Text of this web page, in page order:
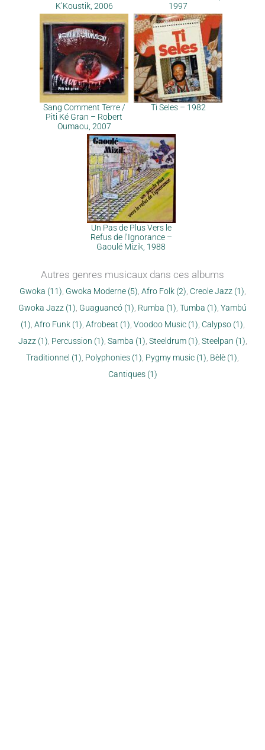
K’Koustik, 2006
1997
Sang Comment Terre /
Piti Ké Gran – Robert
Oumaou, 2007
Ti Seles – 1982
Un Pas de Plus Vers le
Refus de l’Ignorance –
Gaoulé Mizik, 1988
Autres genres musicaux dans ces albums
Gwoka (11) Gwoka Moderne (5) Afro Folk (2) Creole Jazz (1)
Gwoka Jazz (1) Guaguancó (1) Rumba (1) Tumba (1) Yambú
(1) Afro Funk (1) Afrobeat (1) Voodoo Music (1) Calypso (1)
Jazz (1) Percussion (1) Samba (1) Steeldrum (1) Steelpan (1)
Traditionnel (1) Polyphonies (1) Pygmy music (1) Bèlè (1)
Cantiques (1)